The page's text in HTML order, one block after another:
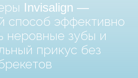
Invisalign —
способ эффективно
неровные зубы и
прикус без